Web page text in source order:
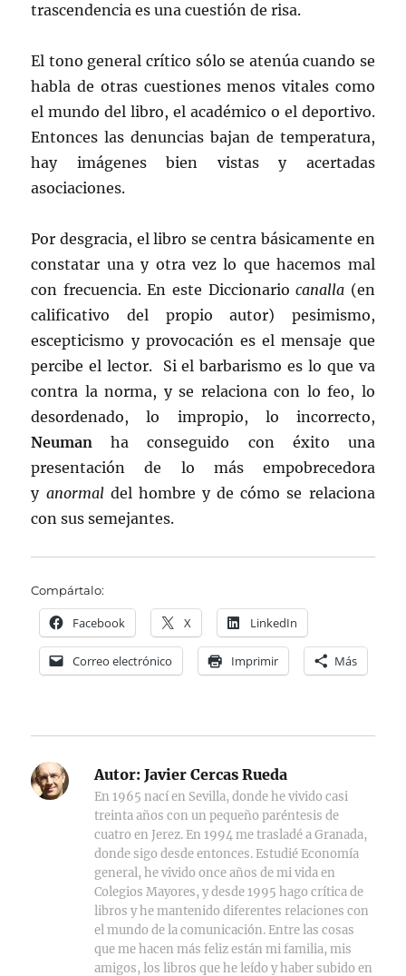
trascendencia es una cuestión de risa.
El tono general crítico sólo se atenúa cuando se
habla de otras cuestiones menos vitales como
el mundo del libro, el académico o el deportivo.
Entonces las denuncias bajan de temperatura,
hay imágenes bien vistas y acertadas
asociaciones.
Por desgracia, el libro se centra básicamente en
constatar una y otra vez lo que hacemos mal
con frecuencia. En este Diccionariocanalla (en
calificativo del propio autor) pesimismo,
escepticismo y provocación es el mensaje que
percibe el lector. Si el barbarismo es lo que va
contra la norma, y se relaciona con lo feo, lo
desordenado, lo impropio, lo incorrecto,
Neuman ha conseguido con éxito una
presentación de lo más empobrecedora
y anormaldel hombre y de cómo se relaciona
con sus semejantes.
Compártalo:
Facebook X LinkedIn
Correo electrónico Imprimir Más
Autor: Javier Cercas Rueda
En 1965 nací en Sevilla, donde he vivido casi
treinta años con un pequeño paréntesis de
cuatro en Jerez. En 1994 me trasladé a Granada,
donde sigo desde entonces. Estudié Economía
general, he vivido once años de mi vida en
Colegios Mayores, y desde 1995 hago crítica de
libros y he mantenido diferentes relaciones con
el mundo de la comunicación. Entre las cosas
que me hacen más feliz están mi familia, mis
amigos, los libros que he leído y haber subido en